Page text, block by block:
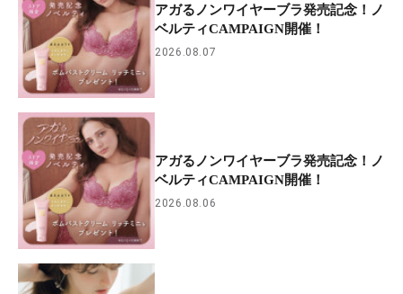
アガるノンワイヤーブラ発売記念！ノ
ベルティCAMPAIGN開催！
2026.08.07
アガるノンワイヤーブラ発売記念！ノ
ベルティCAMPAIGN開催！
2026.08.06